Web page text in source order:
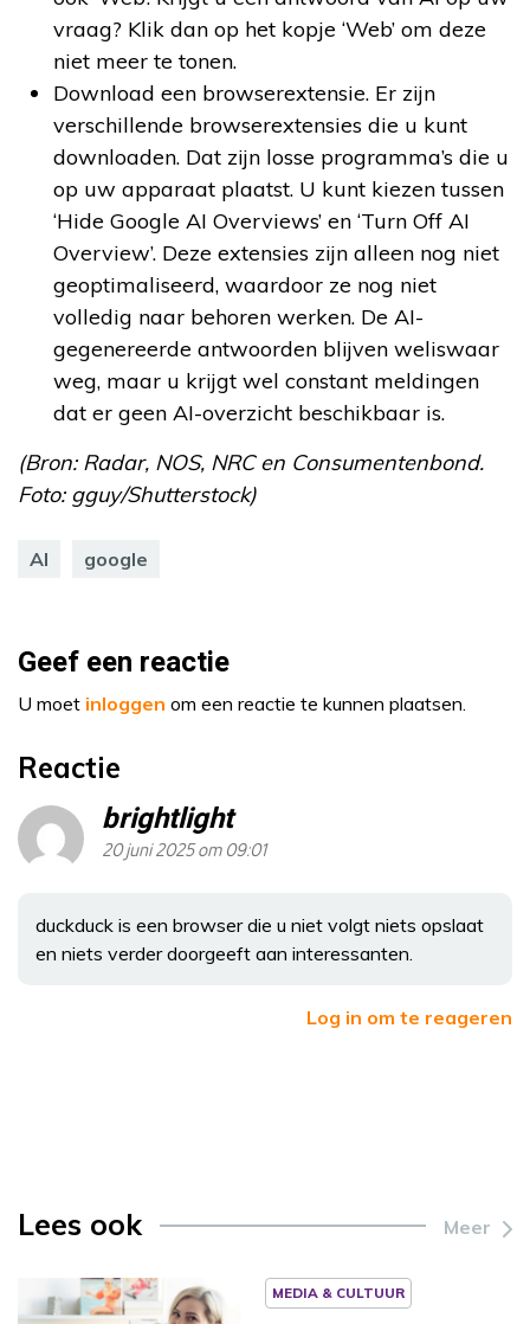
vraag? Klik dan op het kopje ‘Web’ om deze
niet meer te tonen.
Download een browserextensie. Er zijn
verschillende browserextensies die u kunt
downloaden. Dat zijn losse programma’s die u
op uw apparaat plaatst. U kunt kiezen tussen
‘Hide Google AI Overviews’ en ‘Turn Off AI
Overview’. Deze extensies zijn alleen nog niet
geoptimaliseerd, waardoor ze nog niet
volledig naar behoren werken. De AI-
gegenereerde antwoorden blijven weliswaar
weg, maar u krijgt wel constant meldingen
dat er geen AI-overzicht beschikbaar is.
(Bron: Radar, NOS, NRC en Consumentenbond.
Foto: gguy/Shutterstock)
AI google
Geef een reactie
U moet inloggen om een reactie te kunnen plaatsen.
Reactie
brightlight
20 juni 2025 om 09:01
duckduck is een browser die u niet volgt niets opslaat
en niets verder doorgeeft aan interessanten.
Log in om te reageren
Lees ook Meer
MEDIA & CULTUUR